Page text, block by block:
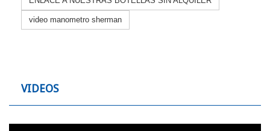
video manometro sherman
VIDEOS